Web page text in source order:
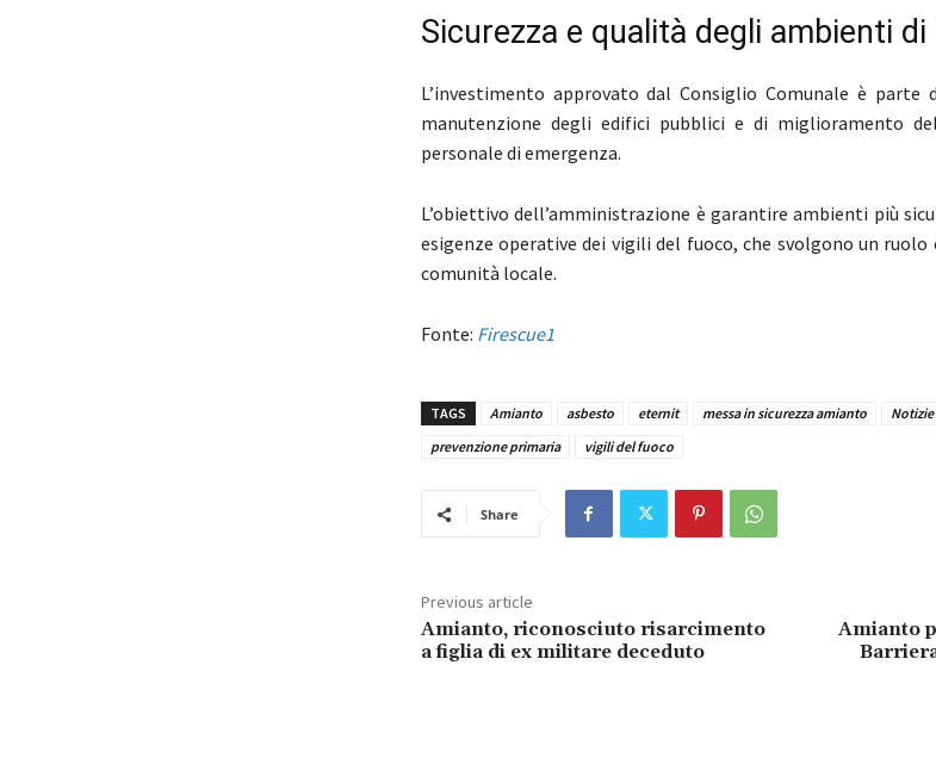
Sicurezza e qualità degli ambienti di
L’investimento approvato dal Consiglio Comunale è parte
manutenzione degli edifici pubblici e di miglioramento
personale di emergenza.
L’obiettivo dell’amministrazione è garantire ambienti più
esigenze operative dei vigili del fuoco, che svolgono un
comunità locale.
Fonte: Firescue1
TAGS Amianto asbesto eternit messa in sicurezza amianto
prevenzione primaria
vigili del fuoco
Share
Previous article
Amianto, riconosciuto risarcimento
a figlia di ex militare deceduto
Amianto